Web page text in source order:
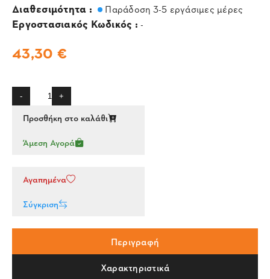
Διαθεσιμότητα : Παράδοση 3-5 εργάσιμες μέρες
Εργοστασιακός Κωδικός : -
43,30 €
- +
Προσθήκη στο καλάθι
Άμεση Αγορά
Αγαπημένα
Σύγκριση
Περιγραφή
Χαρακτηριστικά